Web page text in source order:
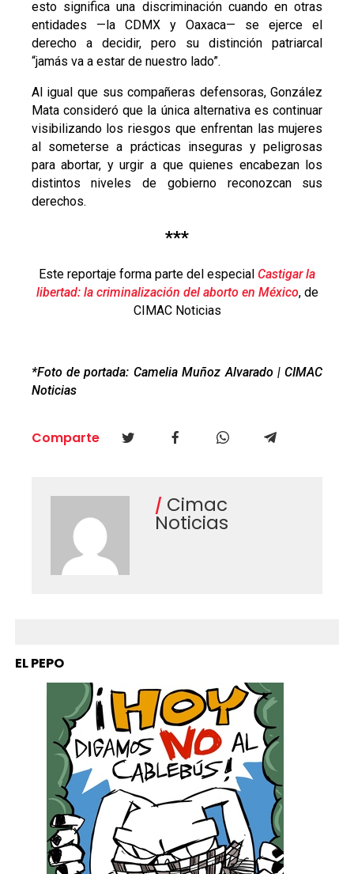
esto significa una discriminación cuando en otras
entidades —la CDMX y Oaxaca— se ejerce el
derecho a decidir, pero su distinción patriarcal
“jamás va a estar de nuestro lado”.
Al igual que sus compañeras defensoras, González
Mata consideró que la única alternativa es continuar
visibilizando los riesgos que enfrentan las mujeres
al someterse a prácticas inseguras y peligrosas
para abortar, y urgir a que quienes encabezan los
distintos niveles de gobierno reconozcan sus
derechos.
***
Este reportaje forma parte del especial Castigar la
libertad: la criminalización del aborto en México, de
CIMAC Noticias
*Foto de portada: Camelia Muñoz Alvarado | CIMAC
Noticias
Comparte
Cimac
Noticias
EL PEPO